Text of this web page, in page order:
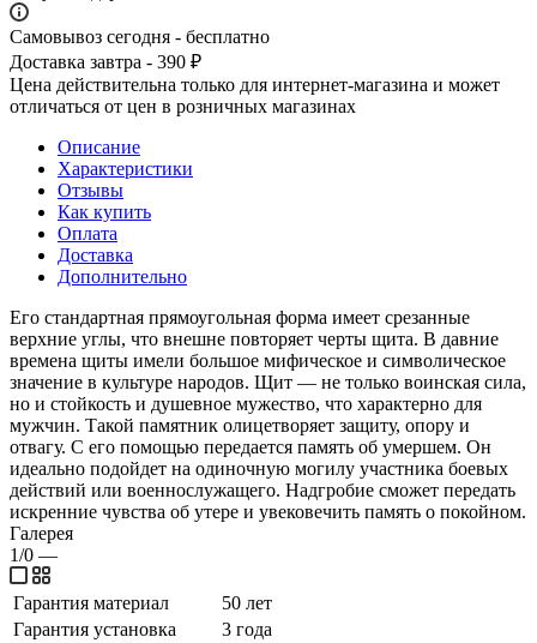
Самовывоз сегодня - бесплатно
Доставка завтра - 390 ₽
Цена действительна только для интернет-магазина и может
отличаться от цен в розничных магазинах
Описание
Характеристики
Отзывы
Как купить
Оплата
Доставка
Дополнительно
Его стандартная прямоугольная форма имеет срезанные
верхние углы, что внешне повторяет черты щита. В давние
времена щиты имели большое мифическое и символическое
значение в культуре народов. Щит — не только воинская сила,
но и стойкость и душевное мужество, что характерно для
мужчин. Такой памятник олицетворяет защиту, опору и
отвагу. С его помощью передается память об умершем. Он
идеально подойдет на одиночную могилу участника боевых
действий или военнослужащего. Надгробие сможет передать
искренние чувства об утере и увековечить память о покойном.
Галерея
1/0 —
Гарантия материал
50 лет
Гарантия установка
3 года